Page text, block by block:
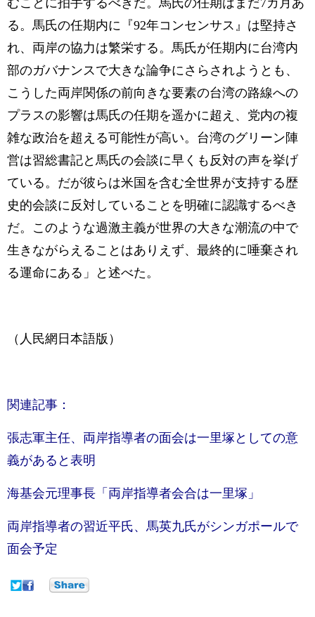
むことに拍手するべきだ。馬氏の任期はまだ7カ月あ
る。馬氏の任期内に『92年コンセンサス』は堅持さ
れ、両岸の協力は繁栄する。馬氏が任期内に台湾内
部のガバナンスで大きな論争にさらされようとも、
こうした両岸関係の前向きな要素の台湾の路線への
プラスの影響は馬氏の任期を遥かに超え、党内の複
雑な政治を超える可能性が高い。台湾のグリーン陣
営は習総書記と馬氏の会談に早くも反対の声を挙げ
ている。だが彼らは米国を含む全世界が支持する歴
史的会談に反対していることを明確に認識するべき
だ。このような過激主義が世界の大きな潮流の中で
生きながらえることはありえず、最終的に唾棄され
る運命にある」と述べた。
（人民網日本語版）
関連記事：
張志軍主任、両岸指導者の面会は一里塚としての意
義があると表明
海基会元理事長「両岸指導者会合は一里塚」
両岸指導者の習近平氏、馬英九氏がシンガポールで
面会予定